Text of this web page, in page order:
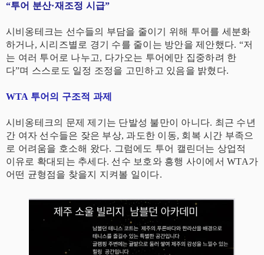
“투어 분산·재조정 시급”
시비옹테크는 선수들의 부담을 줄이기 위해 투어를 세분화
하거나, 시리즈별로 경기 수를 줄이는 방안을 제안했다. “저
는 여러 투어로 나누고, 다가오는 투어에만 집중하려 한
다”며 스스로도 일정 조정을 고민하고 있음을 밝혔다.
WTA 투어의 구조적 과제
시비옹테크의 문제 제기는 단발성 불만이 아니다. 최근 수년
간 여자 선수들은 잦은 부상, 과도한 이동, 회복 시간 부족으
로 어려움을 호소해 왔다. 그럼에도 투어 캘린더는 상업적
이유로 확대되는 추세다. 선수 보호와 흥행 사이에서 WTA가
어떤 균형점을 찾을지 지켜볼 일이다.